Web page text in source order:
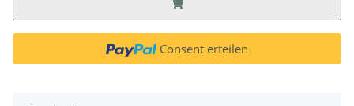
Consent erteilen